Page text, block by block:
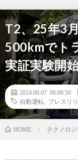
T2、25年3
500kmでト
実証実験開
2024.06.07 06:00:50
自動運転
プレスリ
HOME テクノロ